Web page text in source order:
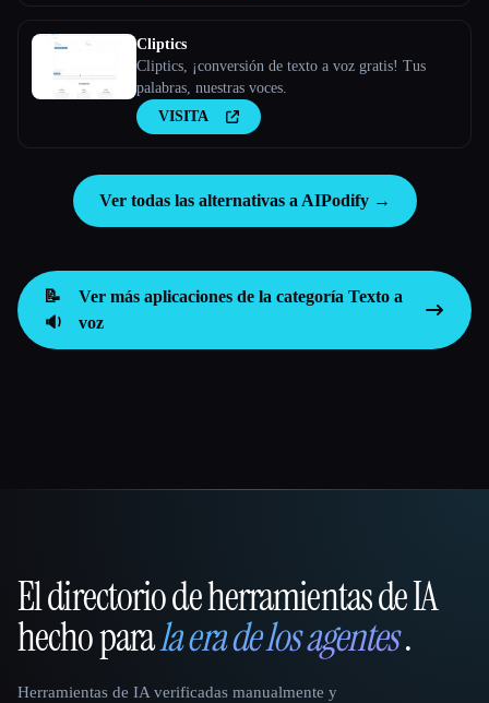
Cliptics
Cliptics, ¡conversión de texto a voz gratis! Tus
palabras, nuestras voces.
VISITA
Ver todas las alternativas a AIPodify →
📝
🔉
Ver más aplicaciones de la categoríaTexto a
voz
That AI Collection
El directorio de herramientas de IA
hecho parala era de los agentes.
Herramientas de IA verificadas manualmente y